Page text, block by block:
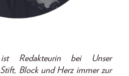
Redakteurin bei Unser
Block und Herz immer zur